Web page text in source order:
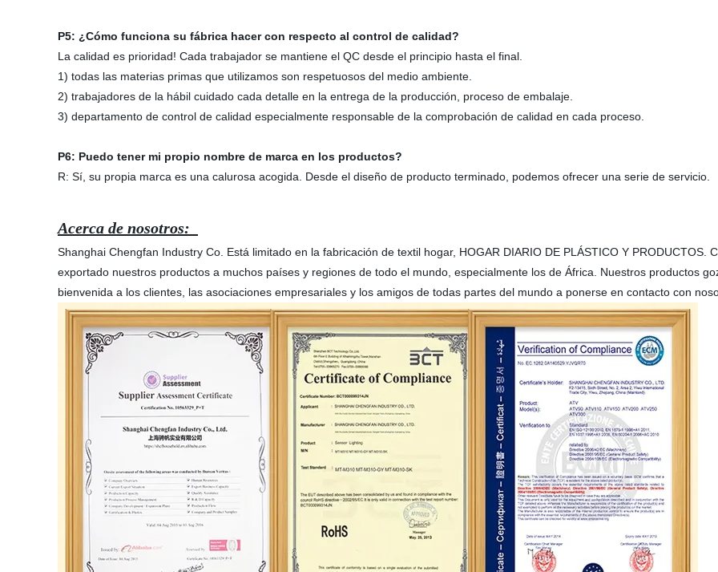
P5: ¿Cómo funciona su fábrica hacer con respecto al control de calidad?
La calidad es prioridad! Cada trabajador se mantiene el QC desde el principio hasta el final.
1) todas las materias primas que utilizamos son respetuosos del medio ambiente.
2) trabajadores de la hábil cuidado cada detalle en la entrega de la producción, proceso de embalaje.
3) departamento de control de calidad especialmente responsable de la comprobación de calidad en cada proceso.
P6: Puedo tener mi propio nombre de marca en los productos?
R: Sí, su propia marca es una calurosa acogida. Desde el diseño de producto terminado, podemos ofrecer una serie de servicio.
Acerca de nosotros:
Shanghai Chengfan Industry Co. Está limitado en la fabricación de textil hogar, HOGAR DIARIO DE PLÁSTICO Y PRODUCTOS.
exportado nuestros productos a muchos países y regiones de todo el mundo, especialmente los de África. Nuestros productos
bienvenida a los clientes, las asociaciones empresariales y los amigos de todas partes del mundo a ponerse en contacto con